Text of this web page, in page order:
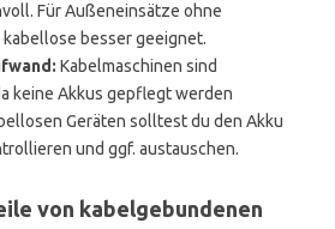
Für Außeneinsätze ohne
besser geeignet.
Kabelmaschinen sind
keine Akkus gepflegt werden
Geräten solltest du den Akku
und ggf. austauschen.
von kabelgebundenen